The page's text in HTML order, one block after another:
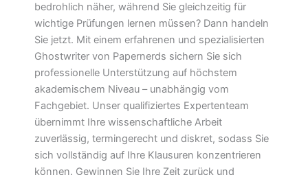
bedrohlich näher, während Sie gleichzeitig für
wichtige Prüfungen lernen müssen? Dann handeln
Sie jetzt. Mit einem erfahrenen und spezialisierten
Ghostwriter von Papernerds sichern Sie sich
professionelle Unterstützung auf höchstem
akademischem Niveau – unabhängig vom
Fachgebiet. Unser qualifiziertes Expertenteam
übernimmt Ihre wissenschaftliche Arbeit
zuverlässig, termingerecht und diskret, sodass Sie
sich vollständig auf Ihre Klausuren konzentrieren
können. Gewinnen Sie Ihre Zeit zurück und